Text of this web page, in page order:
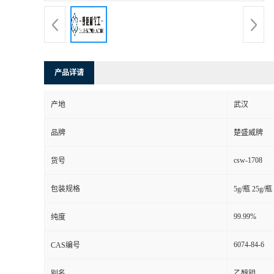
产品详请
产地 武汉
品牌 楚盛威牌
货号 csw-1708
包装规格 5g/瓶 25g/瓶
纯度 99.99%
CAS编号 6074-84-6